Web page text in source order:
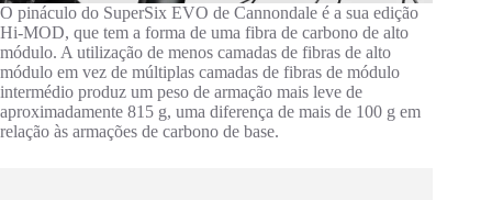
O pináculo do SuperSix EVO de Cannondale é a sua edição
Hi-MOD, que tem a forma de uma fibra de carbono de alto
módulo. A utilização de menos camadas de fibras de alto
módulo em vez de múltiplas camadas de fibras de módulo
intermédio produz um peso de armação mais leve de
aproximadamente 815 g, uma diferença de mais de 100 g em
relação às armações de carbono de base.